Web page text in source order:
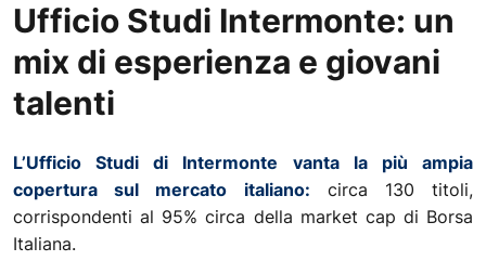
Ufficio Studi Intermonte: un
mix di esperienza e giovani
talenti
L’Ufficio Studi di Intermonte vanta la più ampia
copertura sul mercato italiano: circa 130 titoli,
corrispondenti al 95% circa della market cap di Borsa
Italiana.